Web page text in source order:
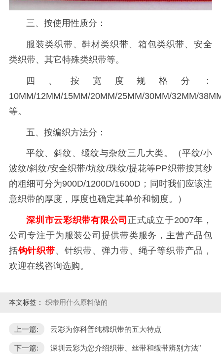
三、按使用性质分：
服装类织带、鞋材类织带、箱包类织带、安全
类织带、其它特殊类织带等。
四、按宽度规格分：
10MM/12MM/15MM/20MM/25MM/30MM/32MM/
等。
五、按编织方法分：
平纹、斜纹、缎纹与杂纹三几大类。（平纹/小
波纹/斜纹/安全织带/坑纹/珠纹/提花等PP织带按其纱
的粗细可分为900D/1200D/1600D；同时我们应该注
意织带的厚度，厚度也确定其单价和韧度。）
深圳市云彩织带有限公司 正式成立于2007年，
公司专注于为服装公司提供带类服务，主营产品包
括钩针织带、针织带、弹力带、绳子等织带产品，
欢迎在线咨询选购。
本文标签： 织带用什么原料做的
上一篇: 云彩为你科普纯棉织带的五大特点
下一篇: 深圳云彩为您介绍织带、丝带和缎带辨别方法"